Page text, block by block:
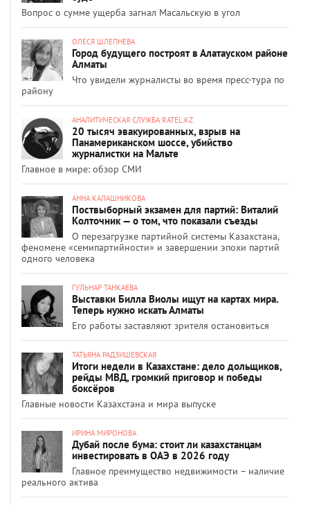
Вопрос о сумме ущерба загнал Масальскую в угол
ОЛЕСЯ ШЛЕПНЕВА
Город будущего построят в Алатауском районе
Алматы
Что увидели журналисты во время пресс-тура по
району
АНАЛИТИЧЕСКАЯ СЛУЖБА RATEL.KZ
20 тысяч эвакуированных, взрыв на
Панамериканском шоссе, убийство
журналистки на Мальте
Главное в мире: обзор СМИ
АННА КАЛАШНИКОВА
Поствыборный экзамен для партий: Виталий
Колточник — о том, что показали съезды
О перезагрузке партийной системы Казахстана,
феномене «семипартийности» и завершении эпохи партий
одного человека
ГУЛЬНАР ТАНКАЕВА
Выставки Билла Виолы ищут на картах мира.
Теперь нужно искать Алматы
Его работы заставляют зрителя остановиться
ТАТЬЯНА РАДЗИШЕВСКАЯ
Итоги недели в Казахстане: дело дольщиков,
рейды МВД, громкий приговор и победы
боксёров
Главные новости Казахстана и мира выпуске
ИРИНА МИРОНОВА
Дубай после бума: стоит ли казахстанцам
инвестировать в ОАЭ в 2026 году
Главное преимущество недвижимости – наличие
реального актива